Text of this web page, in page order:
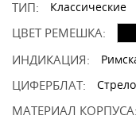
ТИП: Классические
ЦВЕТ РЕМЕШКА:
ИНДИКАЦИЯ:
ЦИФЕРБЛАТ:
МАТЕРИАЛ КОРПУСА: